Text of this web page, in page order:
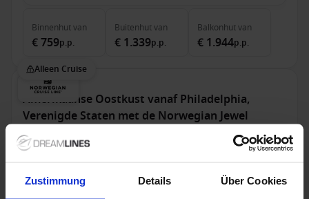
Zustimmung Details Über Cookies
Binnenhutvan
€ 759p.p.
Buitenhutvan
€ 1.339p.p.
Balkonhutvan
€ 1.944p.p.
Alleen Cruise
Amerikaanse Oostkust vanaf Philadelphia,
Verenigde Staten met de Norwegian Jewel
Van Philadelphia Naar Québec